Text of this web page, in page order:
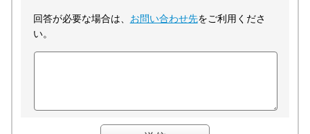
回答が必要な場合は、 お問い合わせ先をご利用くださ
い。